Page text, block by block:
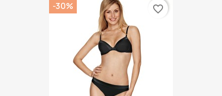
-30% favorite_border